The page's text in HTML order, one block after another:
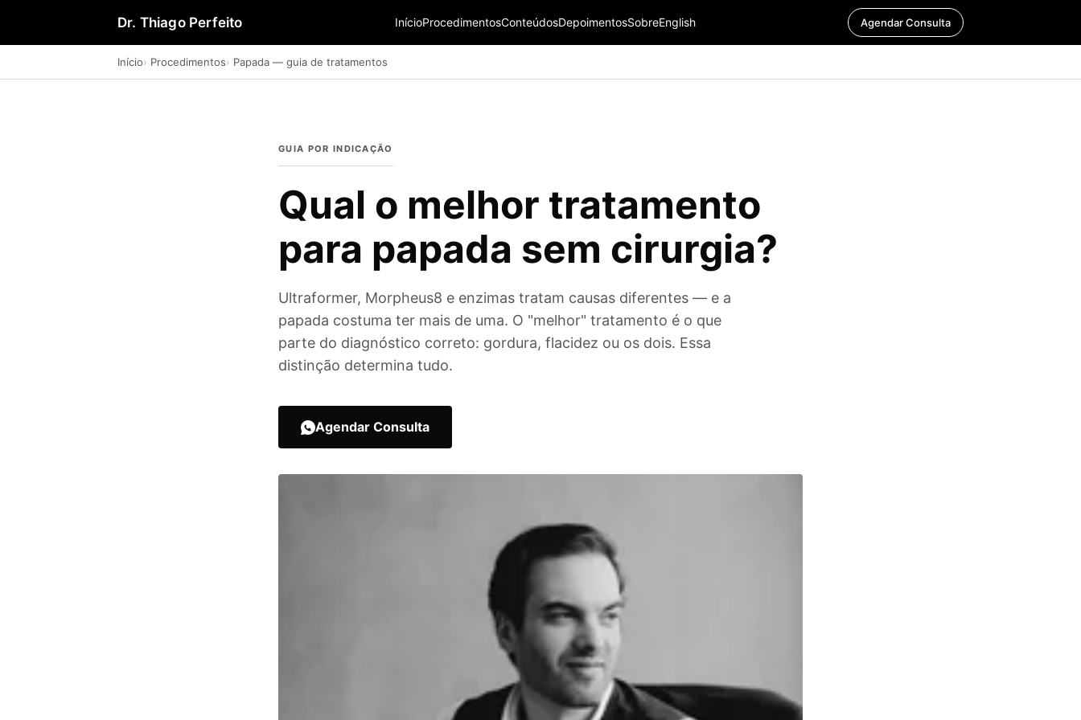
Dr. Thiago Perfeito InícioProcedimentosConteúdosDepoimentosSobreEnglish Agendar Consulta
Início Procedimentos Papada — guia de tratamentos
GUIA POR INDICAÇÃO
Qual o melhor tratamento
para papada sem cirurgia?
Ultraformer, Morpheus8 e enzimas tratam causas diferentes — e a
papada costuma ter mais de uma. O "melhor" tratamento é o que
parte do diagnóstico correto: gordura, flacidez ou os dois. Essa
distinção determina tudo.
Agendar Consulta